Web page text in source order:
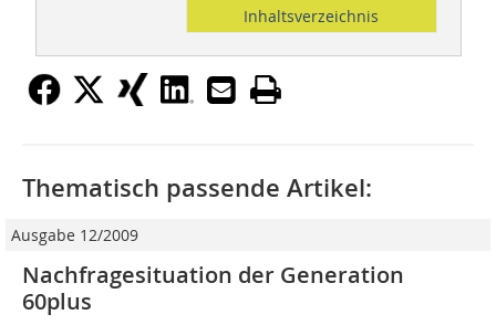
Inhaltsverzeichnis
Thematisch passende Artikel:
Ausgabe 12/2009
Nachfragesituation der Generation
60plus